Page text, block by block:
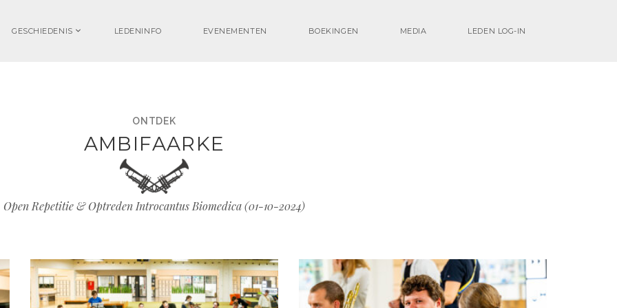
GESCHIEDENIS LEDENINFO EVENEMENTEN BOEKINGEN MEDIA LEDEN LOG-IN
ONTDEK
AMBIFAARKE
Open Repetitie & Optreden Introcantus Biomedica (01-10-2024)